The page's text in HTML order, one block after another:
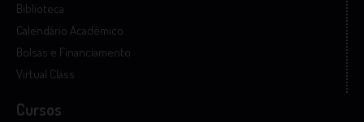
Biblioteca
Calendário Acadêmico
Bolsas e Financiamento
Virtual Class
Cursos